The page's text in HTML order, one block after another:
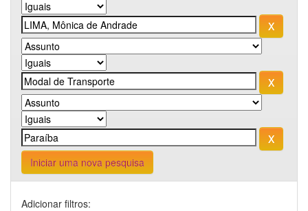
Iniciar uma nova pesquisa
Adicionar filtros: